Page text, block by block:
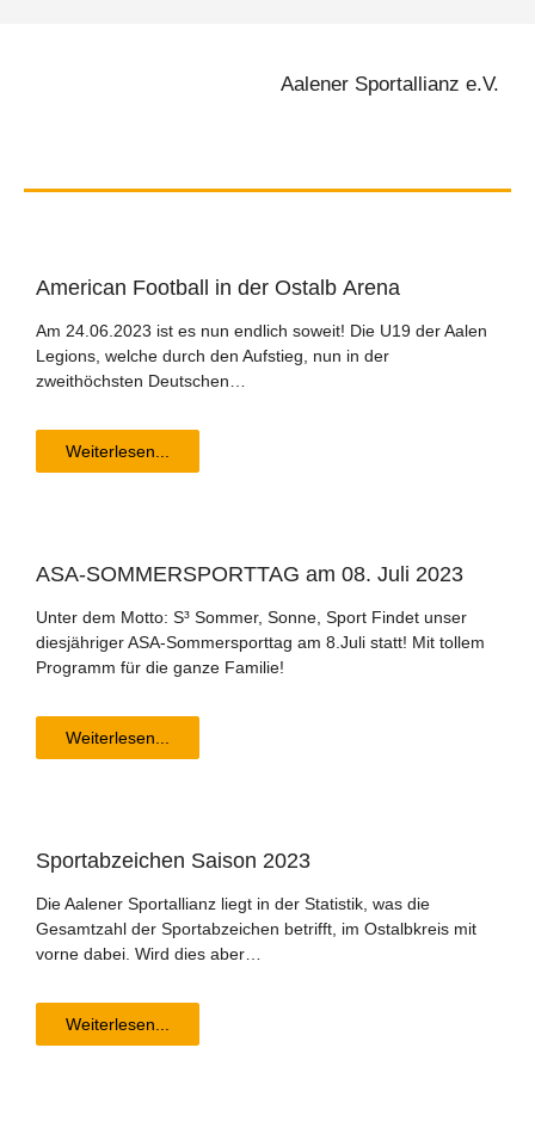
Aalener Sportallianz e.V.
Ame­ri­can Foot­ball in der Ost­alb Arena
Am 24.06.2023 ist es nun endlich soweit! Die U19 der Aalen
Legions, welche durch den Aufstieg, nun in der
zweithöchsten Deutschen…
Weiterlesen...
ASA-SOMMERSPORTTAG am 08. Juli 2023
Unter dem Motto: S³ Sommer, Sonne, Sport Findet unser
diesjähriger ASA-Sommersporttag am 8.Juli statt! Mit tollem
Programm für die ganze Familie!
Weiterlesen...
Sport­ab­zei­chen Sai­son 2023
Die Aalener Sportallianz liegt in der Statistik, was die
Gesamtzahl der Sportabzeichen betrifft, im Ostalbkreis mit
vorne dabei. Wird dies aber…
Weiterlesen...